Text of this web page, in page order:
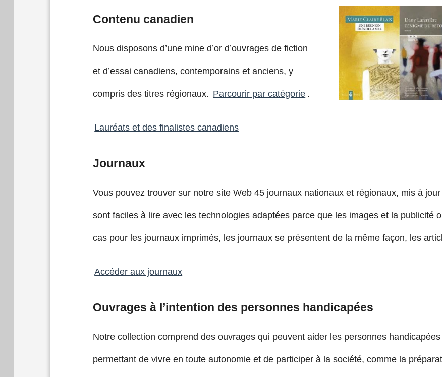
Contenu canadien
Nous disposons d’une mine d’or d’ouvrages de fiction
et d’essai canadiens, contemporains et anciens, y
compris des titres régionaux. Parcourir par catégorie .
Lauréats et des finalistes canadiens
Journaux
Vous pouvez trouver sur notre site Web 45 journaux nationaux et régionaux, mis à
sont faciles à lire avec les technologies adaptées parce que les images et la publicité
cas pour les journaux imprimés, les journaux se présentent de la même façon, les
Accéder aux journaux
Ouvrages à l’intention des personnes handicapées
Notre collection comprend des ouvrages qui peuvent aider les personnes
permettant de vivre en toute autonomie et de participer à la société, comme la